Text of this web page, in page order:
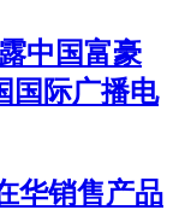
中国富豪
国际广播电
华销售产品